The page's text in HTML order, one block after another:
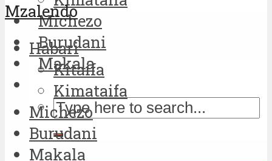
Michezo
Burudani
Makala
Mzalendo
Habari
Kitaifa
Kimataifa
Michezo
Burudani
Makala